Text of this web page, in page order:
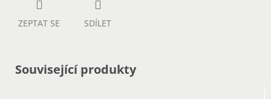
ZEPTAT SE SDÍLET
Související produkty